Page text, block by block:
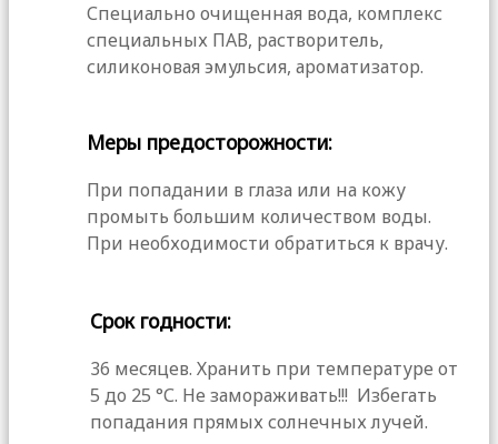
Специально очищенная вода, комплекс
специальных ПАВ, растворитель,
силиконовая эмульсия, ароматизатор.
Меры предосторожности:
При попадании в глаза или на кожу
промыть большим количеством воды.
При необходимости обратиться к врачу.
Срок годности:
36 месяцев. Хранить при температуре от
5 до 25 °С. Не замораживать!!! Избегать
попадания прямых солнечных лучей.